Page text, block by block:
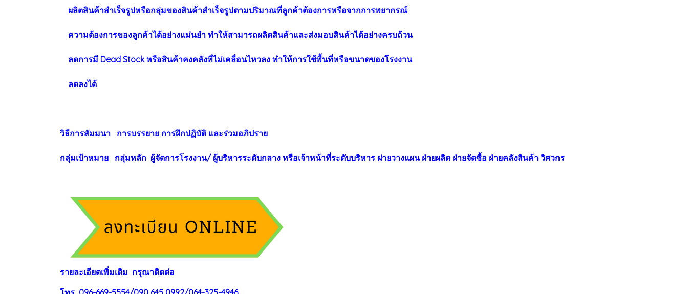
ผลิตสินค้าสำเร็จรูปหรือกลุ่มของสินค้าสำเร็จรูปตามปริมาณที่ลูกค้าต้องการหรือจากการพยากรณ์
ความต้องการของลูกค้าได้อย่างแม่นยำ ทำให้สามารถผลิตสินค้าและส่งมอบสินค้าได้อย่างครบถ้วน
ลดการมี Dead Stock หรือสินค้าคงคลังที่ไม่เคลื่อนไหวลง ทำให้การใช้พื้นที่หรือขนาดของโรงงาน
ลดลงได้
วิธีการสัมมนา การบรรยาย การฝึกปฏิบัติ และร่วมอภิปราย
กลุ่มเป้าหมาย กลุ่มหลัก ผู้จัดการโรงงาน/ ผู้บริหารระดับกลาง หรือเจ้าหน้าที่ระดับบริหาร ฝายวางแผน ฝ่ายผลิต ฝ่ายจัดซื้อ ฝ่ายคลังสินค้า วิศวกร
รายละเอียดเพิ่มเติม กรุณาติดต่อ